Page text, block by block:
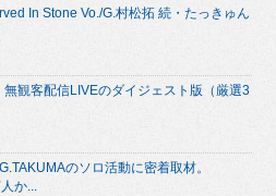
In Stone Vo./G.村松拓 続・たっきゅん
無観客配信LIVEのダイジェスト版（厳選3
のソロ活動に密着取材。
か...